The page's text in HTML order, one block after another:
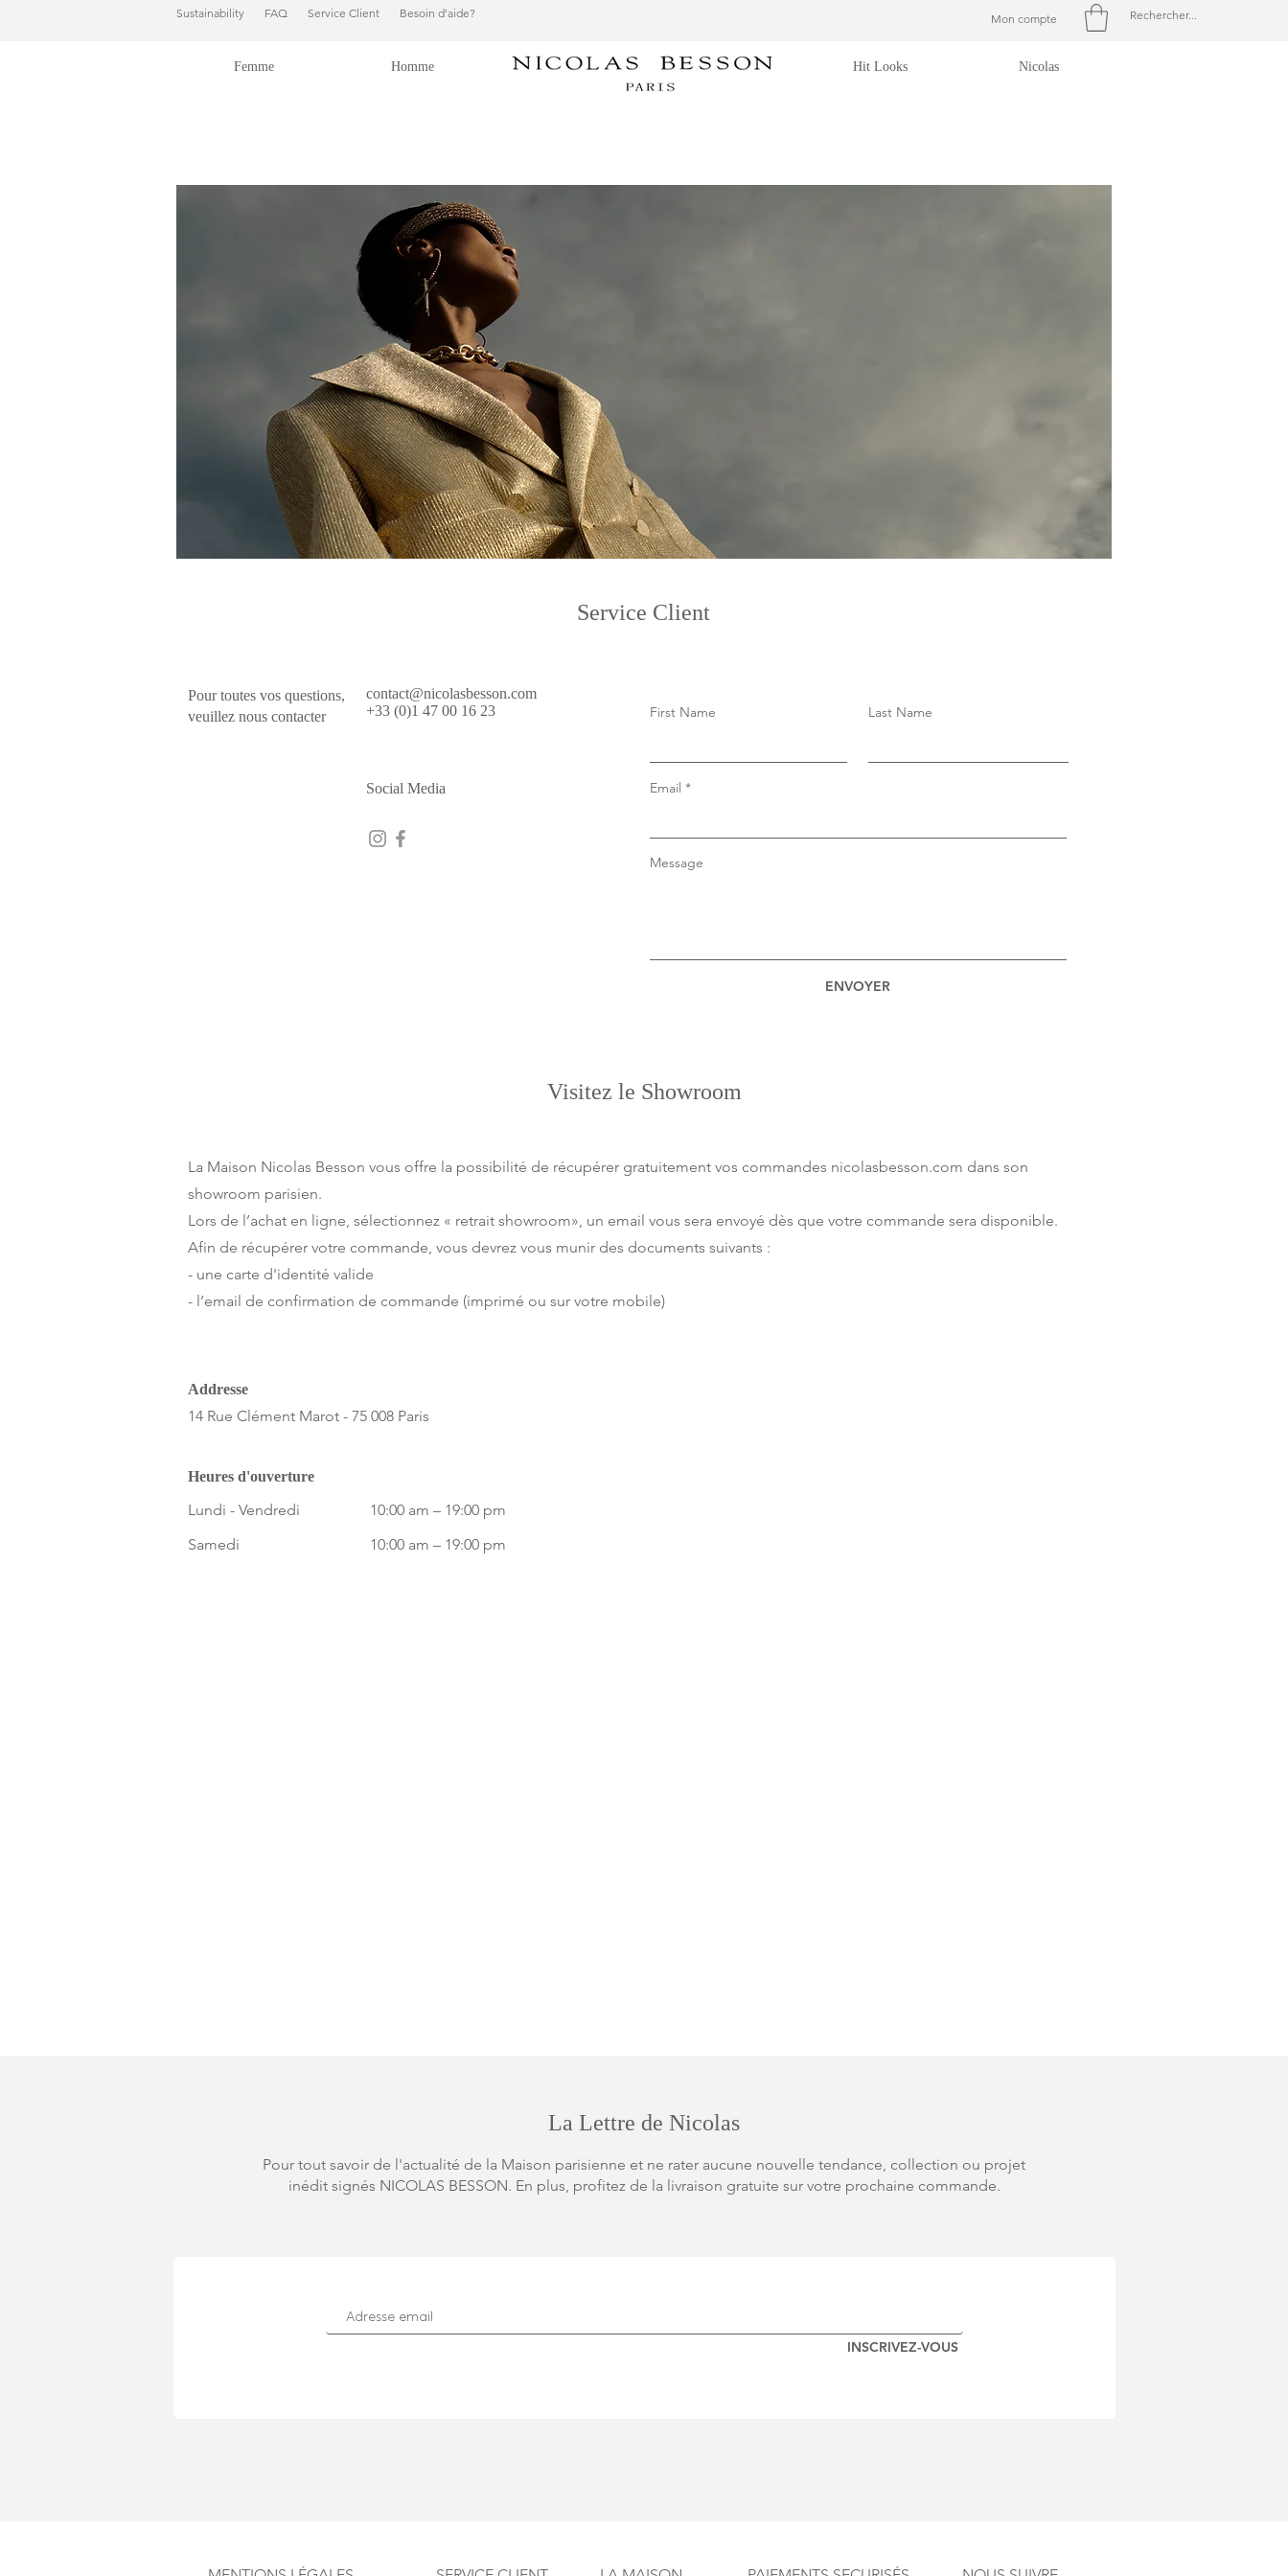
Sustainability FAQ Service Client Besoin d'aide? Mon compte
Femme Homme Hit Looks Nicolas
Service Client
Pour toutes vos questions,
veuillez nous contacter
contact@nicolasbesson.com
+33 (0)1 47 00 16 23
Social Media
First Name Last Name
Email
Message
ENVOYER
Visitez le Showroom
La Maison Nicolas Besson vous offre la possibilité de récupérer gratuitement vos commandes nicolasbesson.com dans son
showroom parisien.
Lors de l’achat en ligne, sélectionnez « retrait showroom», un email vous sera envoyé dès que votre commande sera disponible.
Afin de récupérer votre commande, vous devrez vous munir des documents suivants :
- une carte d'identité valide
- l’email de confirmation de commande (imprimé ou sur votre mobile)
Addresse
14 Rue Clément Marot - 75 008 Paris
Heures d'ouverture
Lundi - Vendredi
Samedi
10:00 am – 19:00 pm
10:00 am – 19:00 pm
La Lettre de Nicolas
Pour tout savoir de l'actualité de la Maison parisienne et ne rater aucune nouvelle tendance, collection ou projet
inédit signés NICOLAS BESSON. En plus, profitez de la livraison gratuite sur votre prochaine commande.
INSCRIVEZ-VOUS